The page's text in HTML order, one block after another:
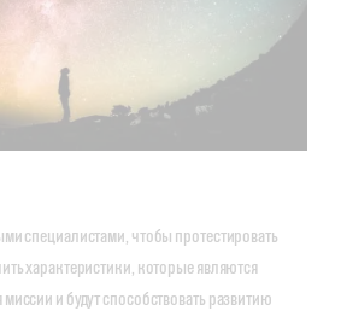
специалистами, чтобы протестировать
характеристики, которые являются
и будут способствовать развитию